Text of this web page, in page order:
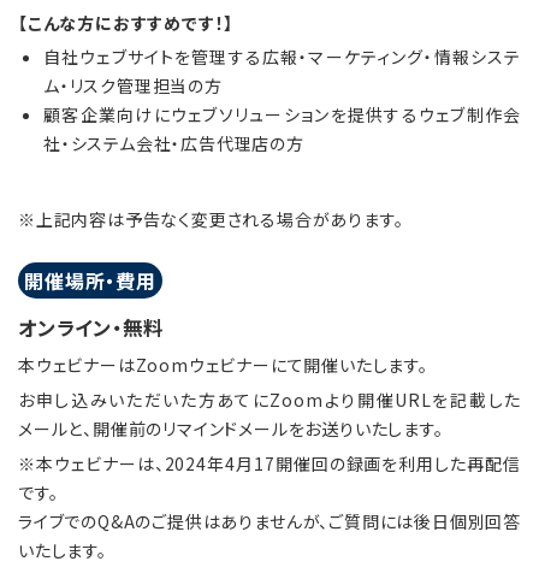
【こんな方におすすめです！】
自社ウェブサイトを管理する広報・マーケティング・情報システ
ム・リスク管理担当の方
顧客企業向けにウェブソリューションを提供するウェブ制作会
社・システム会社・広告代理店の方
※上記内容は予告なく変更される場合があります。
開催場所・費用
オンライン・無料
本ウェビナーはZoomウェビナーにて開催いたします。
お申し込みいただいた方あてにZoomより開催URLを記載した
メールと、開催前のリマインドメールをお送りいたします。
※本ウェビナーは、2024年4月17開催回の録画を利用した再配信
です。
ライブでのQ&Aのご提供はありませんが、ご質問には後日個別回答
いたします。